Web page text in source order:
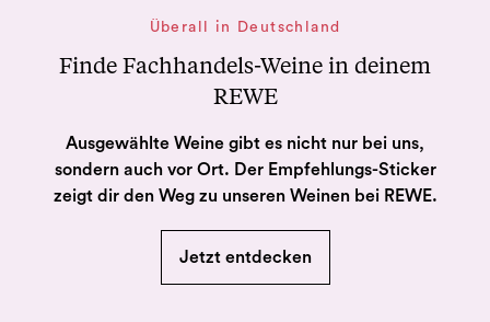
Überall in Deutschland
Finde Fachhandels-Weine in deinem
REWE
Ausgewählte Weine gibt es nicht nur bei uns,
sondern auch vor Ort. Der Empfehlungs-Sticker
zeigt dir den Weg zu unseren Weinen bei REWE.
Jetzt entdecken